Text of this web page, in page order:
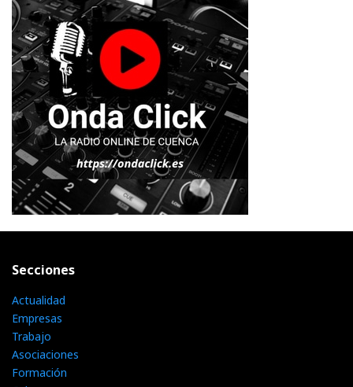
Secciones
Actualidad
Empresas
Trabajo
Asociaciones
Formación